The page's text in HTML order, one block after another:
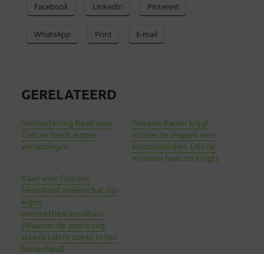
Facebook LinkedIn Pinterest
WhatsApp Print E-mail
GERELATEERD
Invuloefening Raad voor
Cultuur biedt amper
verrassingen
Tweede Kamer krijgt
minder te zeggen over
kunstsubsidies. (Als de
minister haar zin krijgt)
Raad voor Cultuur:
Nederland onderschat zijn
eigen
muziektheatercultuur.
(Waarom de opera nog
steeds talent zoekt in het
buitenland)